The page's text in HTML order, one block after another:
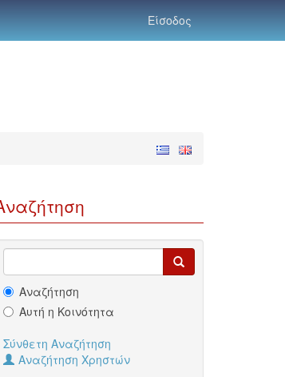
Είσοδος
Αναζήτηση
Αυτή η Κοινότητα
Σύνθετη Αναζήτηση
Αναζήτηση Χρηστών